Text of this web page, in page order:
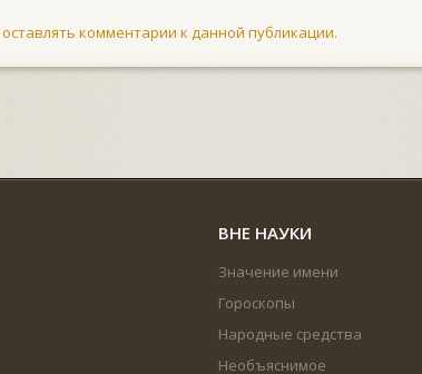
оставлять комментарии к данной публикации.
ВНЕ НАУКИ
Значение имени
Гороскопы
Народные средства
Необъяснимое